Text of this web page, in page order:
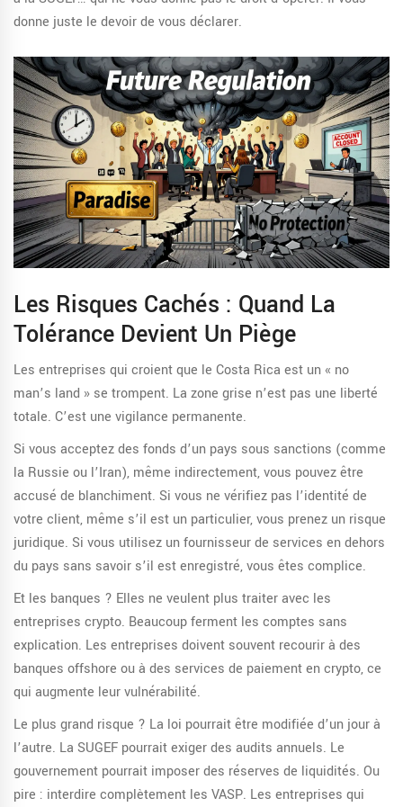
donne juste le devoir de vous déclarer.
Les Risques Cachés : Quand La
Tolérance Devient Un Piège
Les entreprises qui croient que le Costa Rica est un « no
man’s land » se trompent. La zone grise n’est pas une liberté
totale. C’est une vigilance permanente.
Si vous acceptez des fonds d’un pays sous sanctions (comme
la Russie ou l’Iran), même indirectement, vous pouvez être
accusé de blanchiment. Si vous ne vérifiez pas l’identité de
votre client, même s’il est un particulier, vous prenez un risque
juridique. Si vous utilisez un fournisseur de services en dehors
du pays sans savoir s’il est enregistré, vous êtes complice.
Et les banques ? Elles ne veulent plus traiter avec les
entreprises crypto. Beaucoup ferment les comptes sans
explication. Les entreprises doivent souvent recourir à des
banques offshore ou à des services de paiement en crypto, ce
qui augmente leur vulnérabilité.
Le plus grand risque ? La loi pourrait être modifiée d’un jour à
l’autre. La SUGEF pourrait exiger des audits annuels. Le
gouvernement pourrait imposer des réserves de liquidités. Ou
pire : interdire complètement les VASP. Les entreprises qui